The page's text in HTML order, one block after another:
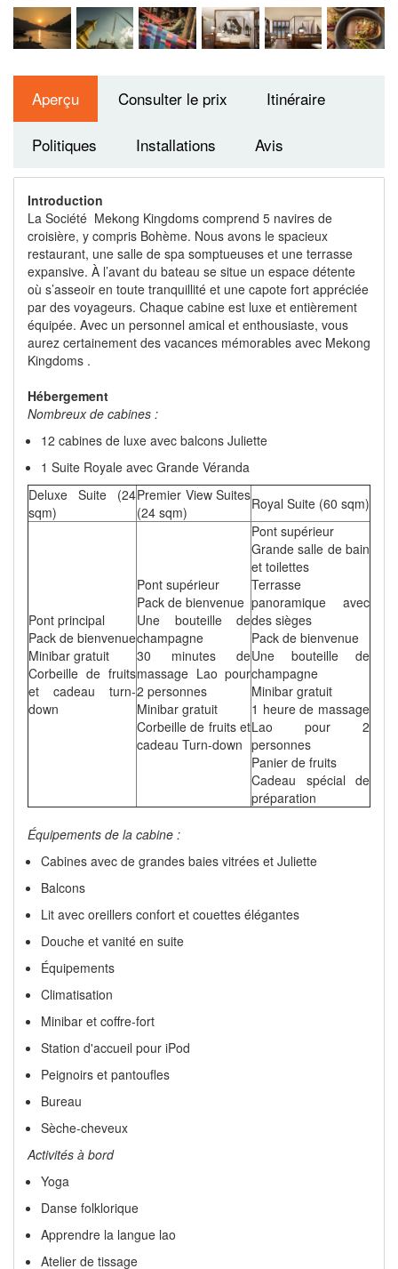
Aperçu Consulter le prix Itinéraire
Politiques Installations Avis
Introduction
La Société Mekong Kingdoms comprend 5 navires de
croisière, y compris Bohème. Nous avons le spacieux
restaurant, une salle de spa somptueuses et une terrasse
expansive. À l’avant du bateau se situe un espace détente
où s’asseoir en toute tranquillité et une capote fort appréciée
par des voyageurs. Chaque cabine est luxe et entièrement
équipée. Avec un personnel amical et enthousiaste, vous
aurez certainement des vacances mémorables avec Mekong
Kingdoms .
Hébergement
Nombreux de cabines :
12 cabines de luxe avec balcons Juliette
1 Suite Royale avec Grande Véranda
Deluxe Suite (24
sqm)
Premier View Suites
(24 sqm)
Royal Suite (60 sqm)
Pont principal
Pack de bienvenue
Minibar gratuit
Corbeille de fruits
et cadeau turn-
down
Pont supérieur
Pack de bienvenue
Une bouteille de
champagne
30 minutes de
massage Lao pour
2 personnes
Minibar gratuit
Corbeille de fruits et
cadeau Turn-down
Pont supérieur
Grande salle de bain
et toilettes
Terrasse
panoramique avec
des sièges
Pack de bienvenue
Une bouteille de
champagne
Minibar gratuit
1 heure de massage
Lao pour 2
personnes
Panier de fruits
Cadeau spécial de
préparation
Équipements de la cabine :
Cabines avec de grandes baies vitrées et Juliette
Balcons
Lit avec oreillers confort et couettes élégantes
Douche et vanité en suite
Équipements
Climatisation
Minibar et coffre-fort
Station d'accueil pour iPod
Peignoirs et pantoufles
Bureau
Sèche-cheveux
Activités à bord
Yoga
Danse folklorique
Apprendre la langue lao
Atelier de tissage